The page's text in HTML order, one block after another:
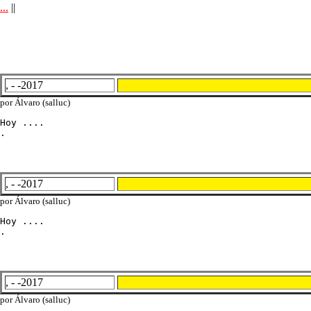
... ||
, - -2017
por Álvaro (salluc)
Hoy ....
.
, - -2017
por Álvaro (salluc)
Hoy ....
.
, - -2017
por Álvaro (salluc)